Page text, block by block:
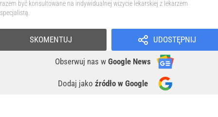
razem być konsultowane na indywidualnej wizycie lekarskiej z lekarzem
specjalistą.
UDOSTĘPNIJ
Obserwuj nas w Google News
Dodaj jako źródło w Google
SKOMENTUJ